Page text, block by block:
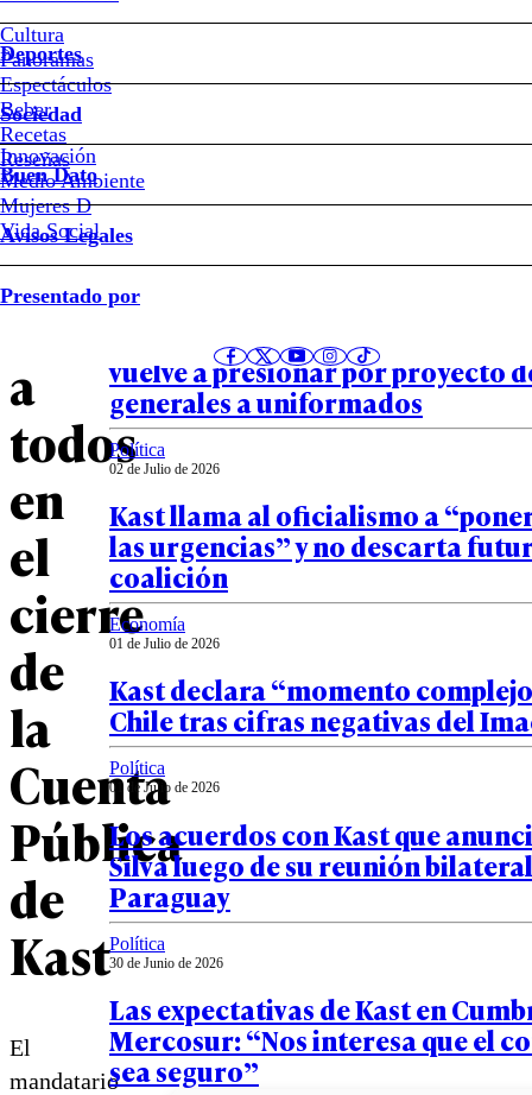
Cultura
Panoramas
Espectáculos
Beber
Recetas
Reseñas
Deportes
Sociedad
Innovación
Medio Ambiente
Mujeres D
Vida Social
Buen Dato
Avisos Legales
Presentado por
VIDEO
–
El
grito
que
sorprendió
a
todos
en
el
cierre
de
la
Cuenta
Pública
de
Kast
El
mandatario
Notas relacionadas
02 de Julio de 2026
“No ha hecho nada”: Kaiser
vuelve a presionar por proyecto
generales a uniformados
Política
02 de Julio de 2026
Kast llama al oficialismo a
las urgencias” y no descarta
coalición
Economía
01 de Julio de 2026
Kast declara “momento
Chile tras cifras negativas del
Política
01 de Julio de 2026
Los acuerdos con Kast que
Silva luego de su reunión
Paraguay
Política
30 de Junio de 2026
Las expectativas de Kast en
Mercosur: “Nos interesa que el
sea seguro”